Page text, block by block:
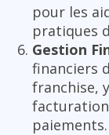
pour les
pratiques
Gestion
financiers
franchise,
paiements.